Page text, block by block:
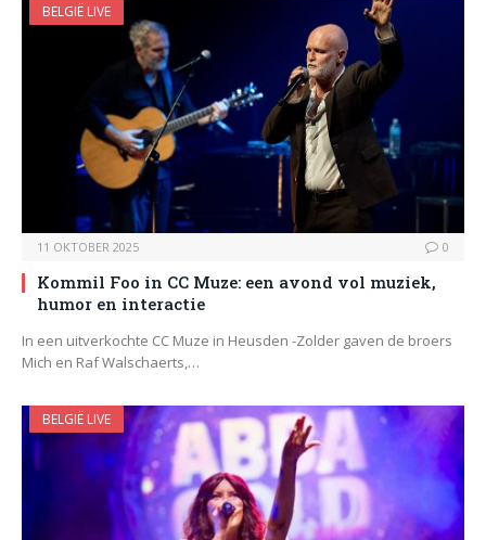
BELGIË LIVE
11 OKTOBER 2025 0
Kommil Foo in CC Muze: een avond vol muziek,
humor en interactie
In een uitverkochte CC Muze in Heusden -Zolder gaven de broers
Mich en Raf Walschaerts,…
BELGIË LIVE